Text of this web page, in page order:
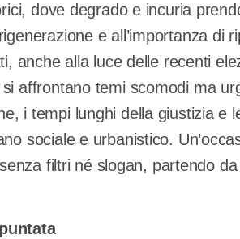
dove degrado e incuria
e all’importanza di
anche alla luce delle recenti
affrontano temi scomodi ma
i tempi lunghi della giustizia e
sociale e urbanistico.
filtri né slogan, partendo